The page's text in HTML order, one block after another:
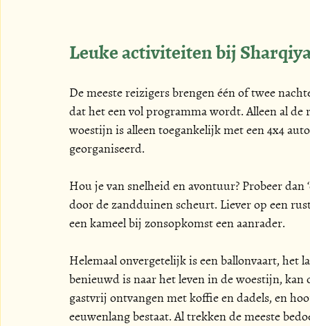
Leuke activiteiten bij
De meeste reizigers brengen één of twee
dat het een vol programma wordt. Alleen al
woestijn is alleen toegankelijk met een 4x4
georganiseerd.
Hou je van snelheid en avontuur? Probeer
door de zandduinen scheurt. Liever op een
een kameel bij zonsopkomst een aanrader.
Helemaal onvergetelijk is een ballonvaart, het
benieuwd is naar het leven in de woestijn,
gastvrij ontvangen met koffie en dadels, en
eeuwenlang bestaat. Al trekken de meeste